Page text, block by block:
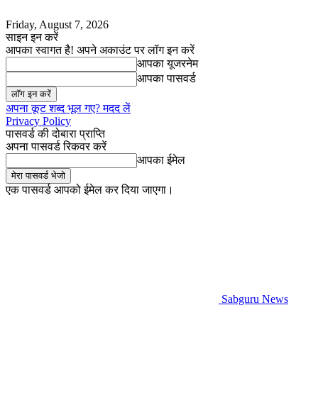
Friday, August 7, 2026
साइन इन करें
आपका स्वागत है! अपने अकाउंट पर लॉग इन करें
आपका यूजरनेम
आपका पासवर्ड
अपना कूट शब्द भूल गए? मदद लें
Privacy Policy
पासवर्ड की दोबारा प्राप्ति
अपना पासवर्ड रिकवर करें
आपका ईमेल
एक पासवर्ड आपको ईमेल कर दिया जाएगा।
Sabguru News